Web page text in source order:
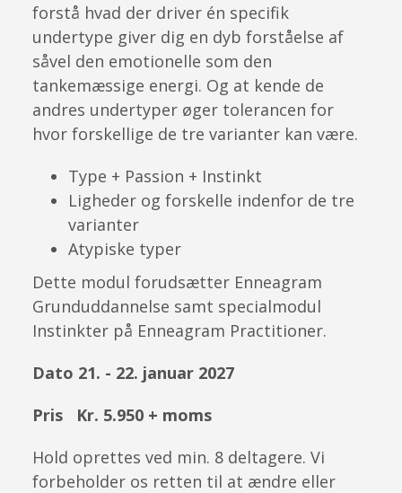
forstå hvad der driver én specifik
undertype giver dig en dyb forståelse af
såvel den emotionelle som den
tankemæssige energi. Og at kende de
andres undertyper øger tolerancen for
hvor forskellige de tre varianter kan være.
Type + Passion + Instinkt
Ligheder og forskelle indenfor de tre
varianter
Atypiske typer
Dette modul forudsætter Enneagram
Grunduddannelse samt specialmodul
Instinkter på Enneagram Practitioner.
Dato 21. - 22. januar 2027
Pris Kr. 5.950 + moms
Hold oprettes ved min. 8 deltagere. Vi
forbeholder os retten til at ændre eller